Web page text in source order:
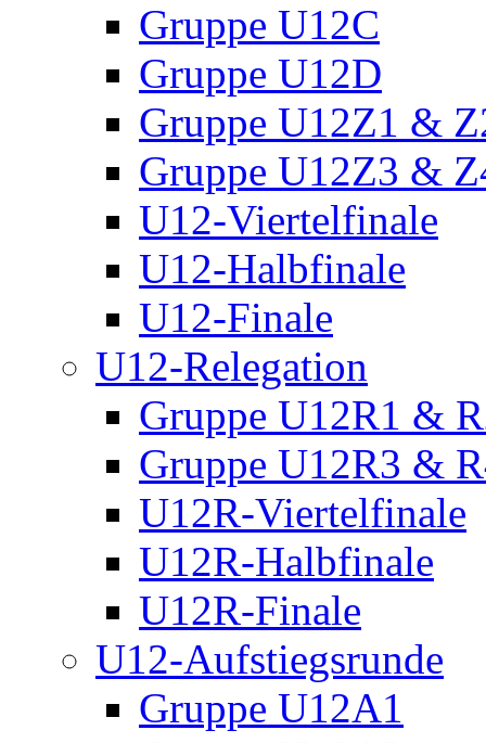
Gruppe U12C
Gruppe U12D
Gruppe U12Z1 &
Gruppe U12Z3 &
U12-Viertelfinale
U12-Halbfinale
U12-Finale
U12-Relegation
Gruppe U12R1 &
Gruppe U12R3 &
U12R-Viertelfinale
U12R-Halbfinale
U12R-Finale
U12-Aufstiegsrunde
Gruppe U12A1